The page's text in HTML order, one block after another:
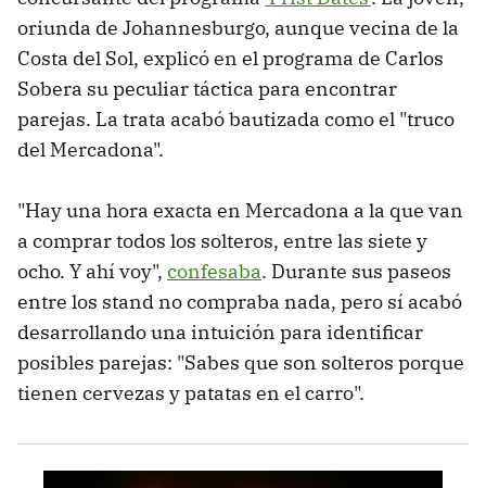
oriunda de Johannesburgo, aunque vecina de la
Costa del Sol, explicó en el programa de Carlos
Sobera su peculiar táctica para encontrar
parejas. La trata acabó bautizada como el "truco
del Mercadona".
"Hay una hora exacta en Mercadona a la que van
a comprar todos los solteros, entre las siete y
ocho. Y ahí voy", confesaba. Durante sus paseos
entre los stand no compraba nada, pero sí acabó
desarrollando una intuición para identificar
posibles parejas: "Sabes que son solteros porque
tienen cervezas y patatas en el carro".